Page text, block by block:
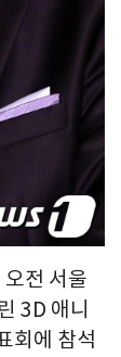
전 서울
3D 애니
회에 참석